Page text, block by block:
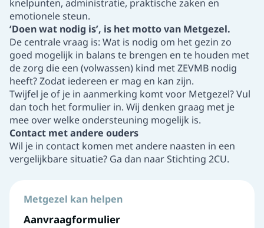
knelpunten, administratie, praktische zaken en
emotionele steun.
‘Doen wat nodig is’, is het motto van Metgezel.
De centrale vraag is: Wat is nodig om het gezin zo
goed mogelijk in balans te brengen en te houden met
de zorg die een (volwassen) kind met ZEVMB nodig
heeft? Zodat iedereen er mag en kan zijn.
Twijfel je of je in aanmerking komt voor Metgezel?Vul
dan toch het formulier in. Wij denken graag met je
mee over welke ondersteuning mogelijk is.
Contact met andere ouders
Wil je in contact komen met andere naasten in een
vergelijkbare situatie? Ga dan naar Stichting 2CU.
Metgezel kan helpen
Aanvraagformulier